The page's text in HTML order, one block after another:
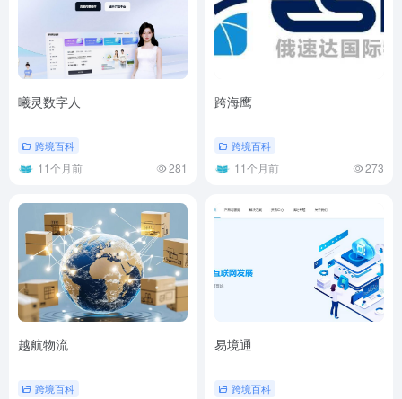
曦灵数字人
跨境百科
11个月前 281
跨海鹰
跨境百科
11个月前 273
越航物流
跨境百科
易境通
跨境百科